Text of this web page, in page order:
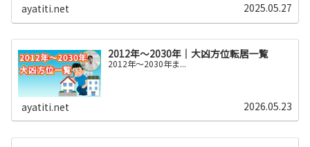
ayatiti.net 2025.05.27
2012年～2030年｜大凶方位転居一覧
2012年〜2030年ま...
ayatiti.net 2026.05.23